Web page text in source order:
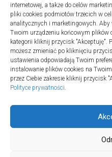
internetowej, a także do celów
pliki cookies podmiotów trzecich w
analitycznych i marketingowych. Aby
Twoim urządzeniu końcowym
kategorii kliknij przycisk "Akceptuję".
możesz zmieniać po kliknięciu
ustawienia odpowiadają Twoim
instalowanie plików cookies na
przez Ciebie zakresie kliknij przycisk
Polityce prywatności.
Najnowsze komentarze
GosiaoFizjoterapia –
sprawność po urazie?